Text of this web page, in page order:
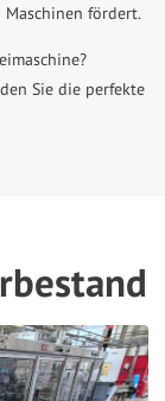
fördert.
Sie die perfekte